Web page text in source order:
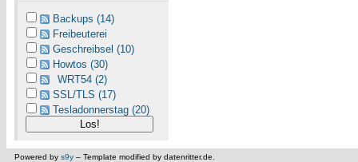
Backups (14)
Freibeuterei
Geschreibsel (10)
Howtos (30)
WRT54 (2)
SSL/TLS (17)
Tesladonnerstag (20)
Powered by s9y – Template modified by datenritter.de.